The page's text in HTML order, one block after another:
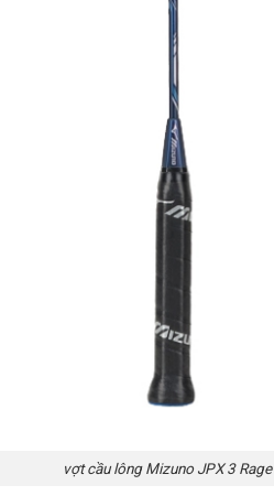
vợt cầu lông Mizuno JPX 3 Rage